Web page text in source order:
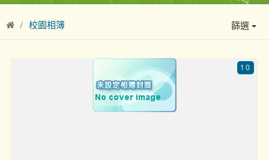
校園相簿 篩選
10